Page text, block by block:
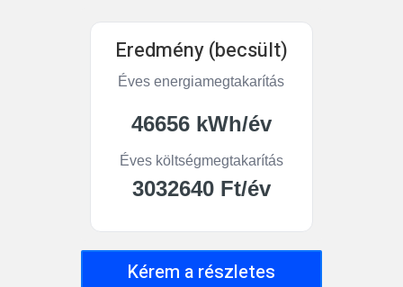
Eredmény (becsült)
Éves energiamegtakarítás
46656kWh/év
Éves költségmegtakarítás
3032640Ft/év
Kérem a részletes